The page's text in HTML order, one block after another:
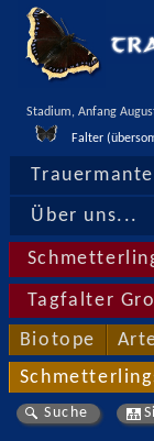
Stadium, Anfang
Falter
Trauermantel
Über uns...
Tagfalter
Biotope
Suche